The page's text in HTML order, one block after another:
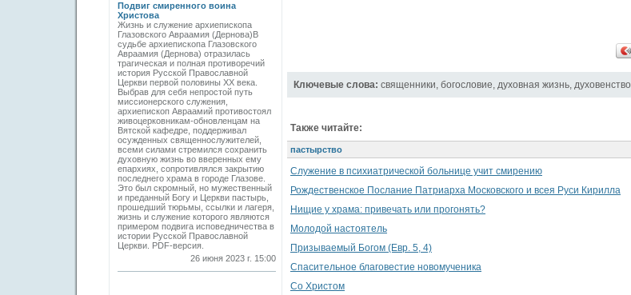
Подвиг смиренного воина
Христова
Жизнь и служение архиепископа
Глазовского Авраамия (Дернова)В
судьбе архиепископа Глазовского
Авраамия (Дернова) отразилась
трагическая и полная противоречий
история Русской Православной
Церкви первой половины ХХ века.
Выбрав для себя непростой путь
миссионерского служения,
архиепископ Авраамий противостоял
живоцерковникам-обновленцам на
Вятской кафедре, поддерживал
осужденных священнослужителей,
всеми силами стремился сохранить
духовную жизнь во вверенных ему
епархиях, сопротивлялся закрытию
последнего храма в городе Глазове.
Это был скромный, но мужественный
и преданный Богу и Церкви пастырь,
прошедший тюрьмы, ссылки и лагеря,
жизнь и служение которого являются
примером подвига исповедничества в
истории Русской Православной
Церкви. PDF-версия.
26 июня 2023 г. 15:00
Ключевые слова: священники, богословие, духовная жизнь, духовенство
Также читайте:
пастырство
Служение в психиатрической больнице учит смирению
Рождественское Послание Патриарха Московского и всея Руси Кирилла
Нищие у храма: привечать или прогонять?
Молодой настоятель
Призываемый Богом (Евр. 5, 4)
Спасительное благовестие новомученика
Со Христом